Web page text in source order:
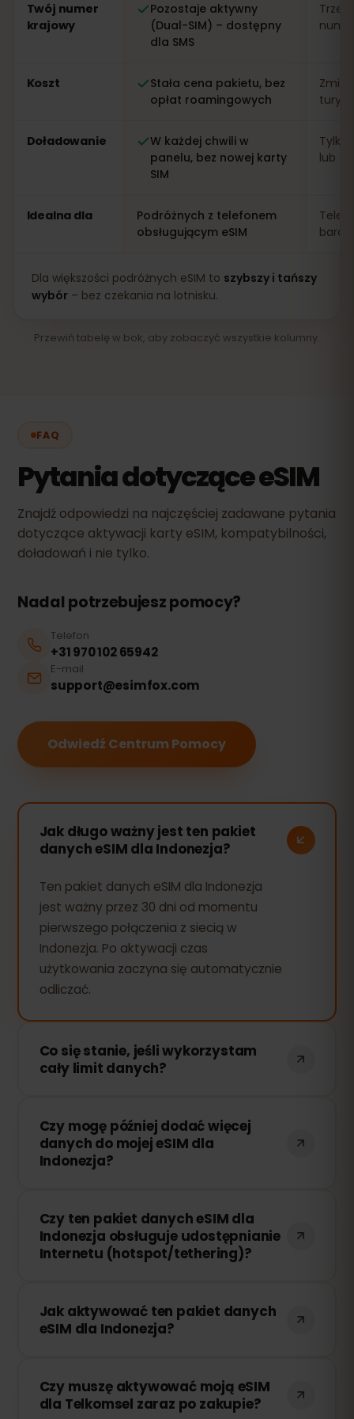
Twój numer
krajowy
Pozostaje aktywny
(Dual-SIM) – dostępny
dla SMS
Koszt
Stała cena pakietu, bez
opłat roamingowych
Doładowanie
W każdej chwili w
panelu, bez nowej karty
SIM
Tylko
lub
Idealna dla
Podróżnych z telefonem
obsługującym eSIM
Dla większości podróżnych eSIM to szybszy i tańszy
wybór– bez czekania na lotnisku.
Przewiń tabelę w bok, aby zobaczyć wszystkie kolumny.
FAQ
Pytania dotyczące eSIM
Znajdź odpowiedzi na najczęściej zadawane pytania
dotyczące aktywacji karty eSIM, kompatybilności,
doładowań i nie tylko.
Nadal potrzebujesz pomocy?
Telefon
+31 970 102 65942
E-mail
support@esimfox.com
Odwiedź Centrum Pomocy
Jak długo ważny jest ten pakiet
danych eSIM dla Indonezja?
Ten pakiet danych eSIM dla Indonezja
jest ważny przez 30 dni od momentu
pierwszego połączenia z siecią w
Indonezja. Po aktywacji czas
użytkowania zaczyna się automatycznie
odliczać.
Co się stanie, jeśli wykorzystam
cały limit danych?
połączenie zostanie przerwane. Możesz
łatwo doładować swoją eSIM przez
panel eSIMFOX i natychmiast wznowić
Czy mogę później dodać więcej
danych do mojej eSIM dla
Indonezja?
dowolnym momencie bez konieczności
ponownej instalacji eSIM. Wystarczy
zalogować się na swoje konto i wybrać
Czy ten pakiet danych eSIM dla
Indonezja obsługuje udostępnianie
Internetu (hotspot/tethering)?
połączenie internetowe innym
urządzeniom za pomocą hotspotu lub
lokalnego operatora sieci.
Jak aktywować ten pakiet danych
eSIM dla Indonezja?
z kodem QR. Wystarczy zeskanować go
w ustawieniach eSIM swojego
Czy muszę aktywować moją eSIM
dla Telkomsel zaraz po zakupie?